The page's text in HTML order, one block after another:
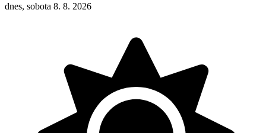
dnes, sobota 8. 8. 2026